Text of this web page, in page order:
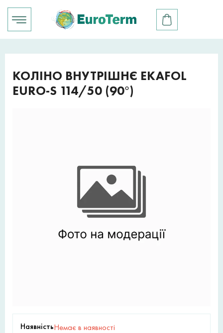
КОЛIНО ВНУТРІШНЄ EKAFOL
EURO-S 114/50 (90°)
НаявністьНемає в наявності